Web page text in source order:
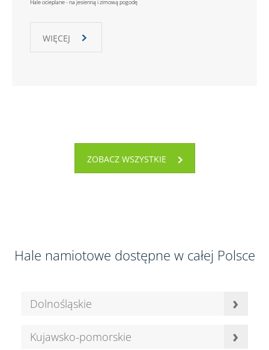
Hale ocieplane - na jesienną i zimową pogodę
WIĘCEJ
ZOBACZ WSZYSTKIE
Hale namiotowe dostępne w całej Polsce
Dolnośląskie ›
Kujawsko-pomorskie ›